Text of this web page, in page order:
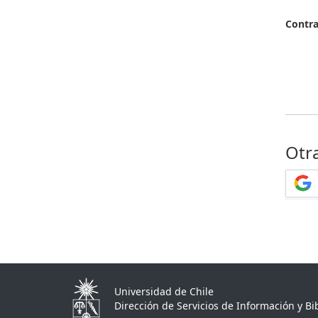
Universidad de Chile
Dirección de Servicios de Información y